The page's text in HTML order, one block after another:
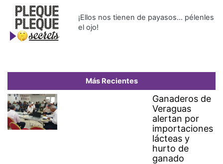
¡Ellos nos tienen de payasos… pélenles
el ojo!
Más Recientes
Ganaderos de
Veraguas
alertan por
importaciones
lácteas y
hurto de
ganado